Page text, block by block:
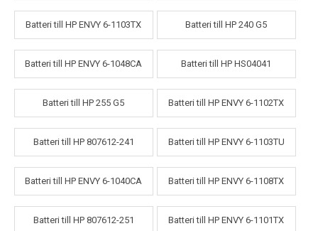
Batteri till HP ENVY 6-1103TX Batteri till HP 240 G5
Batteri till HP ENVY 6-1048CA Batteri till HP HS04041
Batteri till HP 255 G5 Batteri till HP ENVY 6-1102TX
Batteri till HP 807612-241 Batteri till HP ENVY 6-1103TU
Batteri till HP ENVY 6-1040CA Batteri till HP ENVY 6-1108TX
Batteri till HP 807612-251 Batteri till HP ENVY 6-1101TX